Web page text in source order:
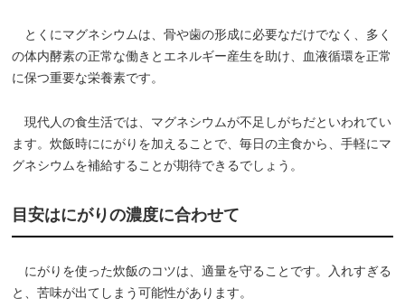
とくにマグネシウムは、骨や歯の形成に必要なだけでなく、多く
の体内酵素の正常な働きとエネルギー産生を助け、血液循環を正常
に保つ重要な栄養素です。
現代人の食生活では、マグネシウムが不足しがちだといわれてい
ます。炊飯時ににがりを加えることで、毎日の主食から、手軽にマ
グネシウムを補給することが期待できるでしょう。
目安はにがりの濃度に合わせて
にがりを使った炊飯のコツは、適量を守ることです。入れすぎる
と、苦味が出てしまう可能性があります。